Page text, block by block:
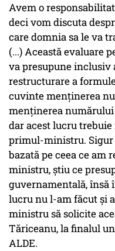
Avem o
deci vom discuta
care domnia sa le va
(...) Această evaluare
va presupune inclusiv
restructurare a
cuvinte menţinerea
menţinerea numărului
dar acest lucru
primul-ministru. Sigur
bazată pe ceea ce am
ministru, ştiu ce
guvernamentală, însă
lucru nu l-am făcut şi
ministru să solicite
Tăriceanu, la finalul
ALDE.